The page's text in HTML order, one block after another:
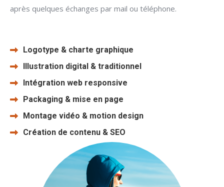
après quelques échanges par mail ou téléphone.
Logotype & charte graphique
Illustration digital & traditionnel
Intégration web responsive
Packaging & mise en page
Montage vidéo & motion design
Création de contenu & SEO